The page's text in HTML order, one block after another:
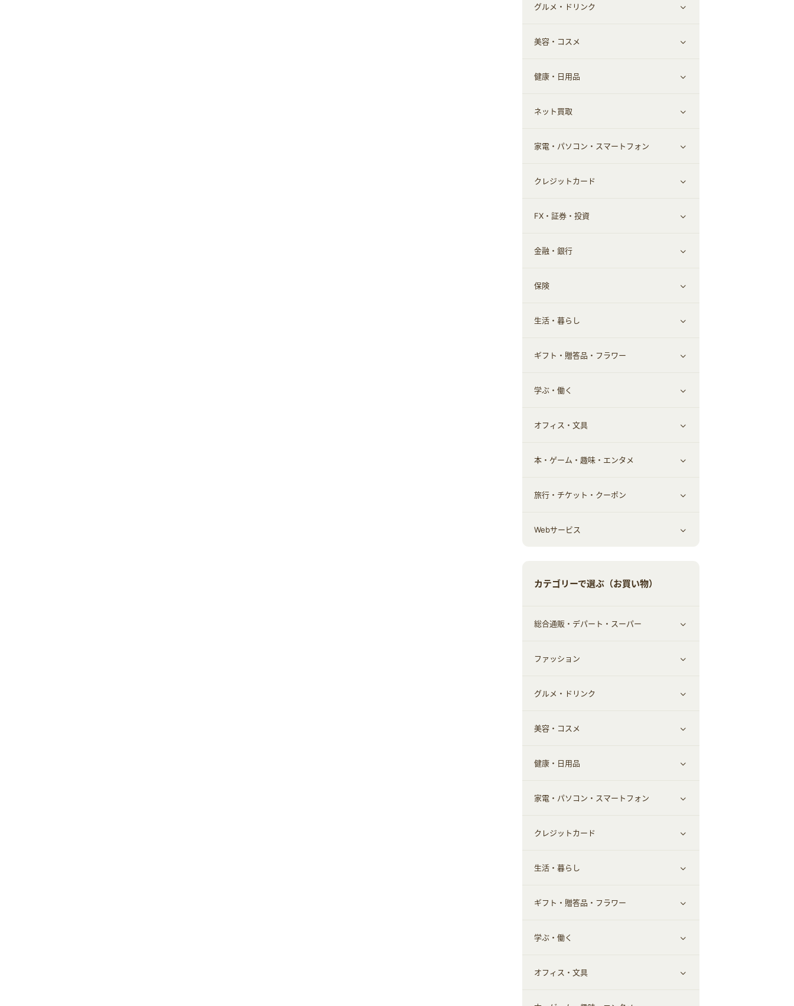
総合通販
すべて見る
ファッション
インナー・下着
スーツ・フォーマル
グルメ・ドリンク
すべて見る
グルメ
お酒
食材宅配
ウォーターサーバー
美容・コスメ
すべて見る
ヘアケア
エステ・サロン
メンズ美容
健康・日用品
すべて見る
スポーツ・フィットネス
日用品・薬局・からだ
ネット買取
すべて見る
ネット買取
家電・パソコン・スマートフォン
すべて見る
家電・パソコン・ソフトウェア
通信・レンタルサーバー
スマホ・携帯電話・SIM
定額制有料コンテンツ
クレジットカード
すべて見る
クレジットカード
FX・証券・投資
すべて見る
証券
仮想通貨
その他投資
金融・銀行
銀行・ネット銀行
キャッシング・ローン
その他金融
保険
すべて見る
保険相談・面談
生活・暮らし
すべて見る
住まい・暮らし
不動産
引越し
エコ・エネルギー
車情報・カーシェア・レンタル
ギフト・贈答品・フラワー
すべて見る
ギフト・贈答品
学ぶ・働く
すべて見る
習い事・学習・学校
仕事・転職
オフィス・文具
すべて見る
オフィス・文具
本・ゲーム・趣味・エンタメ
すべて見る
ゲーム・趣味
旅行・チケット・クーポン
すべて見る
Webサービス
カテゴリーで選ぶ（お買い物）
総合通販・デパート・スーパー
すべて見る
総合通販
デパート・スーパー
ファッション
すべて見る
ファッション
インナー・下着
靴・フットウェア
小物・かばん
スーツ・フォーマル
グルメ・ドリンク
すべて見る
グルメ
ドリンク
お酒
食材宅配
美容・コスメ
すべて見る
スキンケア
メイクアップ
ヘアケア
メンズ美容
美容・ダイエット用品
脱毛用品
健康・日用品
すべて見る
健康食品｜青汁・飲料
健康食品｜乳酸菌・ケフィア
健康食品｜その他
スポーツ・フィットネス
日用品・薬局・からだ
家電・パソコン・スマートフォン
すべて見る
家電・パソコン・ソフトウェア
スマホ・携帯電話・SIM
クレジットカード
すべて見る
クレジットカード
生活・暮らし
すべて見る
車情報・カーシェア・レンタル
お役立ち
ギフト・贈答品・フラワー
すべて見る
ギフト・贈答品
学ぶ・働く
すべて見る
オフィス・文具